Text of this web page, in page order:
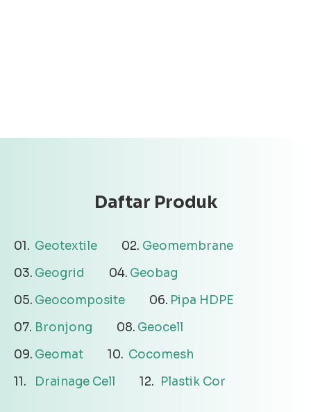
Daftar Produk
Geotextile
Geomembrane
Geogrid
Geobag
Geocomposite
Pipa HDPE
Bronjong
Geocell
Geomat
Cocomesh
Drainage Cell
Plastik Cor